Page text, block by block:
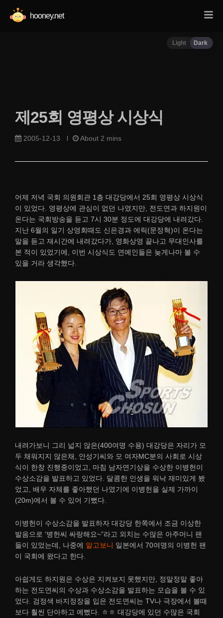
hooney.net
Light Dark
제25회 영평상 시상식
2005-12-13 About 2 mins
어제 저녁 국회 의원회관 1층 대강당에서 25회 영평상 시상식
이 있었다. 영평상에 관심이 없던 나였지만, 전도연과 하지원이
온다는 국회방송을 듣고 7시 30분 정도에 대강당에 내려갔다.
지난 6월의 일기 상영회때도 신은경과 에릭(문정혁)이 온다는
말을 듣고 재시간에 내려갔다가, 영화상영 끝나고 무대인사를
본 적이 있었기에, 이번 시상식도 연예인들은 늦게나마 볼 수
있을 거라 생각했다.
내려가보니 그리 넓지 않은(400여명 수용) 대강당은 자리가 모
두 채워지지 않은채, 안성기씨와 모 여자MC분의 사회로 시상
식이 한창 진행중이었고, 마침 남자연기상을 수상한 이병헌이
수상소감을 발표하고 있었다. 달콤한 인생을 워낙 재미있게 봤
었고, 배우 자체를 좋아했던 나였기에 이병헌을 실제 가까이
(20m)에서 볼 수 있어 기뻤다.
이병헌이 수상소감을 발표하자 대강당 한쪽에서 조금 이상한
발음으로 ‘병헌씨 싸랑해요~”라고 외치는 수많은 아주머니 팬
들이 있었는데, 나중에 알고보니 일본에서 70여명의 이병헌 팬
이 국회에 왔다고 한다.
아쉽게도 하지원은 수상은 지켜보지 못했지만, 정말정말 좋아
하는 전도연씨의 수상과 수상소감을 발표하는 모습을 볼 수 있
었다. 검정색 바지정장을 입은 전도연씨는 TV나 극장에서 볼때
보다 훨씬 단아하고 예뻤다. ㅎㅎ 대강당에 있던 수많은 국회